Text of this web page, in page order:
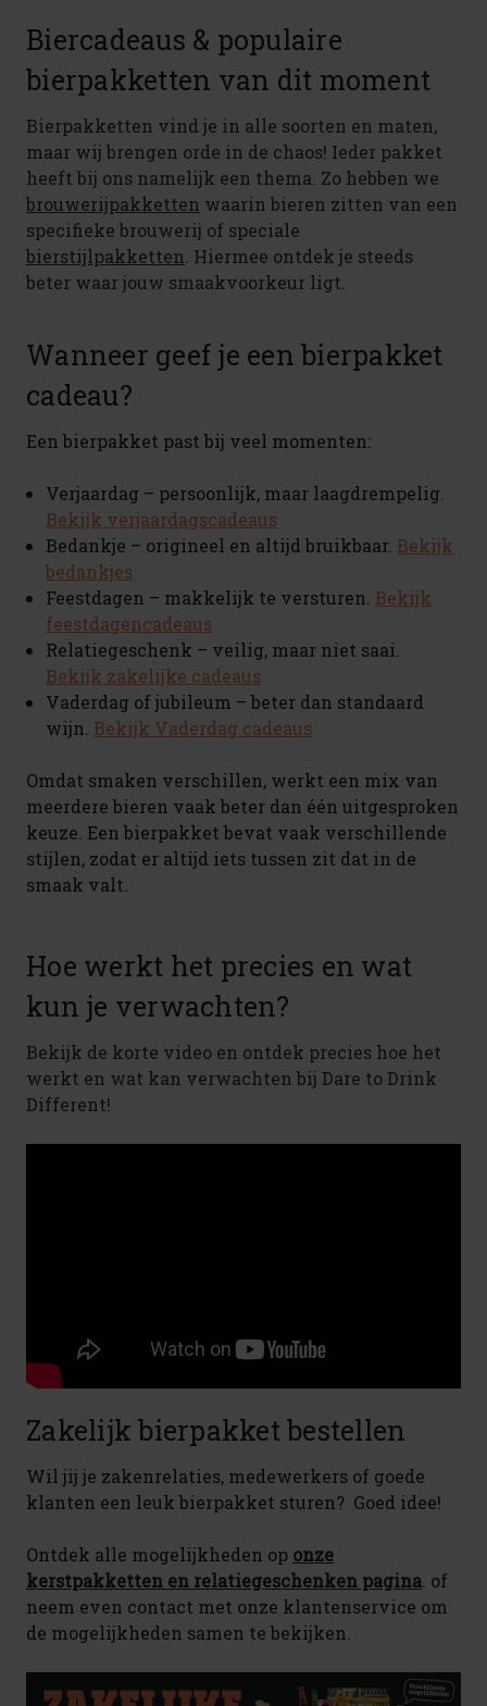
Biercadeaus & populaire
bierpakketten van dit moment
Bierpakketten vind je in alle soorten en maten,
maar wij brengen orde in de chaos! Ieder pakket
heeft bij ons namelijk een thema. Zo hebben we
brouwerijpakketten waarin bieren zitten van een
specifieke brouwerij of speciale
bierstijlpakketten . Hiermee ontdek je steeds
beter waar jouw smaakvoorkeur ligt.
Wanneer geef je een bierpakket
cadeau?
Een bierpakket past bij veel momenten:
Verjaardag – persoonlijk, maar laagdrempelig.
Bekijk verjaardagscadeaus
Bedankje – origineel en altijd bruikbaar. Bekijk
bedankjes
Feestdagen – makkelijk te versturen. Bekijk
feestdagencadeaus
Relatiegeschenk – veilig, maar niet saai.
Bekijk zakelijke cadeaus
Vaderdag of jubileum – beter dan standaard
wijn. Bekijk Vaderdag cadeaus
Omdat smaken verschillen, werkt een mix van
meerdere bieren vaak beter dan één uitgesproken
keuze. Een bierpakket bevat vaak verschillende
stijlen, zodat er altijd iets tussen zit dat in de
smaak valt.
Hoe werkt het precies en wat
kun je verwachten?
Bekijk de korte video en ontdek precies hoe het
werkt en wat kan verwachten bij Dare to Drink
Different!
Zakelijk bierpakket bestellen
Wil jij je zakenrelaties, medewerkers of goede
klanten een leuk bierpakket sturen? Goed idee!
Ontdek alle mogelijkheden op onze
kerstpakketten en relatiegeschenken pagina . of
neem even contact met onze klantenservice om
de mogelijkheden samen te bekijken.